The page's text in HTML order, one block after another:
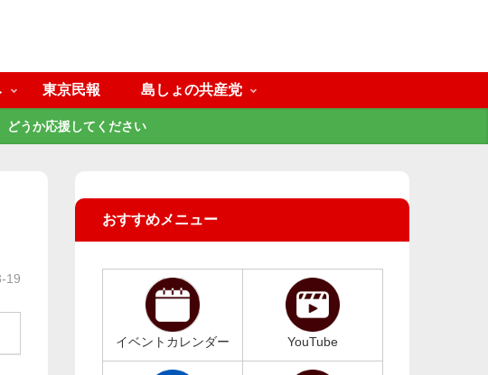
東京民報 島しょの共産党
どうか応援してください
19
おすすめメニュー
イベントカレンダー YouTube